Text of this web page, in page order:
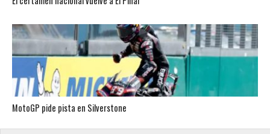
MotoGP pide pista en Silverstone